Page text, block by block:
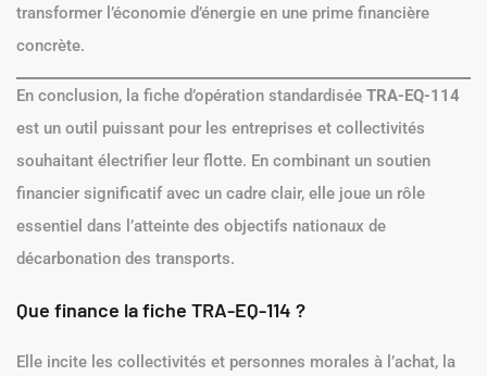
transformer l’économie d’énergie en une prime financière
concrète.
En conclusion, la fiche d’opération standardisée TRA-EQ-114
est un outil puissant pour les entreprises et collectivités
souhaitant électrifier leur flotte. En combinant un soutien
financier significatif avec un cadre clair, elle joue un rôle
essentiel dans l’atteinte des objectifs nationaux de
décarbonation des transports.
Que finance la fiche TRA-EQ-114 ?
Elle incite les collectivités et personnes morales à l’achat, la